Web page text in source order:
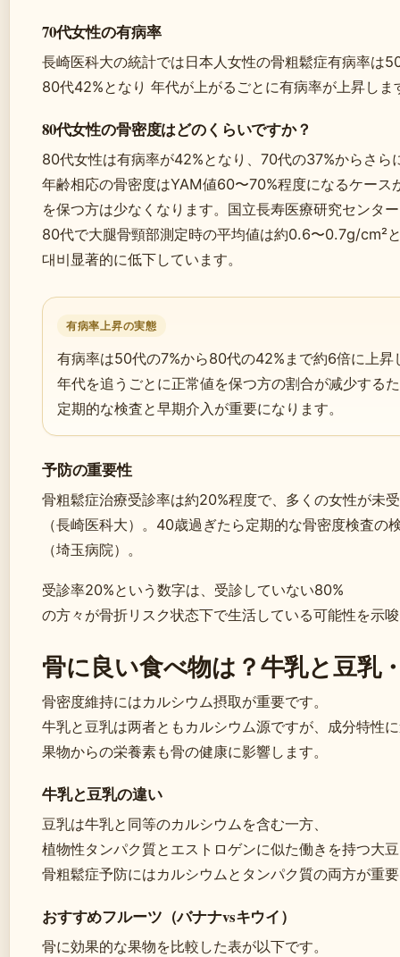
70代女性の有病率
長崎医科大の統計では日本人女性の骨粗鬆症有病率は
80代42%となり 年代が上がるごとに有病率が上昇しま
80代女性の骨密度はどのくらいですか？
80代女性は有病率が42%となり、70代の37%からさら
年齢相応の骨密度はYAM値60〜70%程度になるケース
を保つ方は少なくなります。国立長寿医療研究センタ
80代で大腿骨頸部測定時の平均値は約0.6〜0.7g/cm²
대비显著的に低下しています。
有病率上昇の実態
有病率は50代の7%から80代の42%まで約6倍に上昇
年代を追うごとに正常値を保つ方の割合が减少する
定期的な検査と早期介入が重要になります。
予防の重要性
骨粗鬆症治療受診率は約20%程度で、多くの女性が未
（長崎医科大）。40歳過ぎたら定期的な骨密度検査の
（埼玉病院）。
受診率20%という数字は、受診していない80%
の方々が骨折リスク状态下で生活している可能性を示
骨に良い食べ物は？牛乳と豆乳
骨密度維持にはカルシウム摂取が重要です。
牛乳と豆乳は两者ともカルシウム源ですが、成分特性
果物からの栄養素も骨の健康に影響します。
牛乳と豆乳の違い
豆乳は牛乳と同等のカルシウムを含む一方、
植物性タンパク質とエストロゲンに似た働きを持つ大
骨粗鬆症予防にはカルシウムとタンパク質の両方が重
おすすめフルーツ（バナナvsキウイ）
骨に効果的な果物を比較した表が以下です。